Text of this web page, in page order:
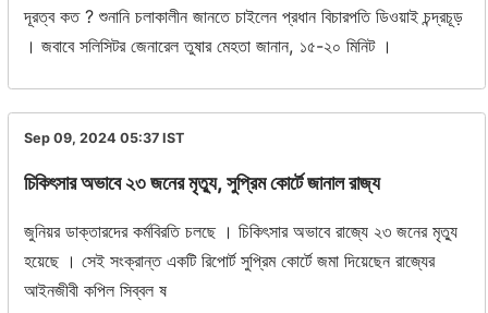
দূরত্ব কত ? শুনানি চলাকালীন জানতে চাইলেন প্রধান বিচারপতি ডিওয়াই চন্দ্রচূড়
। জবাবে সলিসিটর জেনারেল তুষার মেহতা জানান, ১৫-২০ মিনিট ।
Sep 09, 2024 05:37 IST
চিকিৎসার অভাবে ২৩ জনের মৃত্যু, সুপ্রিম কোর্টে জানাল রাজ্য
জুনিয়র ডাক্তারদের কর্মবিরতি চলছে । চিকিৎসার অভাবে রাজ্যে ২৩ জনের মৃত্যু
হয়েছে । সেই সংক্রান্ত একটি রিপোর্ট সুপ্রিম কোর্টে জমা দিয়েছেন রাজ্যের
আইনজীবী কপিল সিব্বল ষ